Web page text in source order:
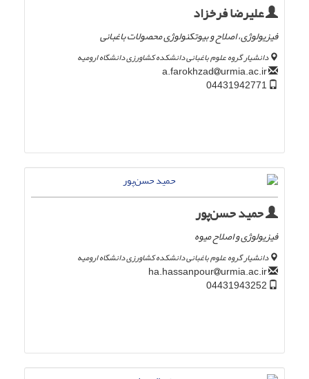
علیرضا فرخزاد
فیزیولوژی، اصلاح و بیوتکنولوژی محصولات باغبانی
دانشیار گروه علوم باغبانی دانشکده کشاورزی دانشگاه ارومیه
urmia.ac.ir
حمید حسن‌پور
فیزیولوژی و اصلاح میوه
دانشیار گروه علوم باغبانی دانشکده کشاورزی دانشگاه ارومیه
urmia.ac.ir